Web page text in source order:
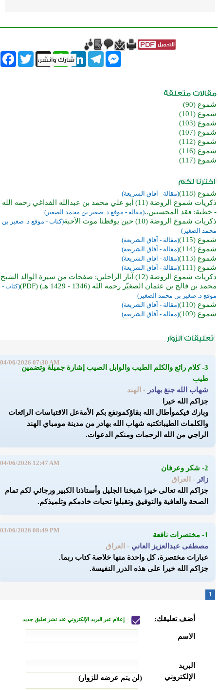
Twitter X
WhatsAppLinkedInTelegram
Messenger
شموع (90)
شموع (101)
شموع (103)
شموع (107)
شموع (112)
شموع (116)
شموع (117)
شموع (118) (مقالة - آفاق الشريعة)
ذكريات شموع الروضة (11) أبو علي محمد بن عبدالله الفداغي رحمه الله
- خطبة: فقد المحسنين..(مقالة - موقع د. صغير بن محمد الصغير)
ذكريات شموع الروضة (10) حين يوقظنا موت الأحبة
(كتاب - موقع د. صغير بن
محمد الصغير)
شموع (115) (مقالة - آفاق الشريعة)
شموع (114) (مقالة - آفاق الشريعة)
شموع (113) (مقالة - آفاق الشريعة)
شموع (111) (مقالة - آفاق الشريعة)
ذكريات شموع الروضة (12) آثار الراحلين: صفحات من سيرة الوالد الشيخ
محمد بن فالح بن عثمان الصغيّر رحمه الله (1346 - 1429 هـ) (PDF)
(كتاب -
موقع د. صغير بن محمد الصغير)
شموع (110) (مقالة - آفاق الشريعة)
شموع (109) (مقالة - آفاق الشريعة)
3- كلام رائع والكلم الطيب والوابل الصيب إشارة جميلة وتضمين
طيب
شهاب الله جنغ بهادر - الهند
04/06/2026 07:30 AM
جزاكم الله خيرا
وبارك فيكموأطال الله بقاؤكمونفع بكم الأمةعل الاقتباسات الرائعات
والكلمات الطيباتكتبه شهاب الله بهادر من مدينة مومباي الهند
الراجي من الله الرحمات ومنكم الدعوات.
2- شكر وعرفان
زائر - العراق
04/06/2026 12:47 AM
جزاكم الله تعالى خيرا شيخنا الجليل وأستاذنا الكبير ورجائي لكم تمام
الصحة والعافية والتوفيق وتقبلوا تحيات خادمكم وتلميذكم.
1- مختصرات نافعة
مصطفى عبدالعزيز العاني - العراق
03/06/2026 08:49 PM
عبارات مختصرة، كل واحدة منها خلاصة كتاب ربما.
جزاكم الله خيرا على هذه الدرر النفيسة.
1
أضف تعليقك: إعلام عبر البريد الإلكتروني عند نشر تعليق جديد
الاسم
البريد
الإلكتروني
(لن يتم عرضه للزوار)